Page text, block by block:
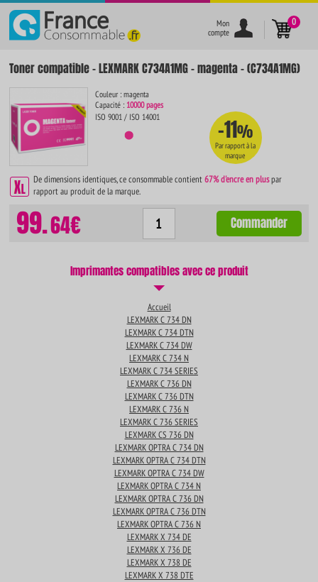
}
Mon
compte
0
Toner compatible - LEXMARK C734A1MG - magenta - (C734A1MG)
Couleur : magenta
Capacité : 10000 pages
ISO 9001 / ISO 14001
-11%
Par rapport à la
marque
De dimensions identiques, ce consommable contient67% d'encre en pluspar
rapport au produit de la marque.
99.64€ Commander
Imprimantes compatibles avec ce produit
Accueil
LEXMARK C 734 DN
LEXMARK C 734 DTN
LEXMARK C 734 DW
LEXMARK C 734 N
LEXMARK C 734 SERIES
LEXMARK C 736 DN
LEXMARK C 736 DTN
LEXMARK C 736 N
LEXMARK C 736 SERIES
LEXMARK CS 736 DN
LEXMARK OPTRA C 734 DN
LEXMARK OPTRA C 734 DTN
LEXMARK OPTRA C 734 DW
LEXMARK OPTRA C 734 N
LEXMARK OPTRA C 736 DN
LEXMARK OPTRA C 736 DTN
LEXMARK OPTRA C 736 N
LEXMARK X 734 DE
LEXMARK X 736 DE
LEXMARK X 738 DE
LEXMARK X 738 DTE